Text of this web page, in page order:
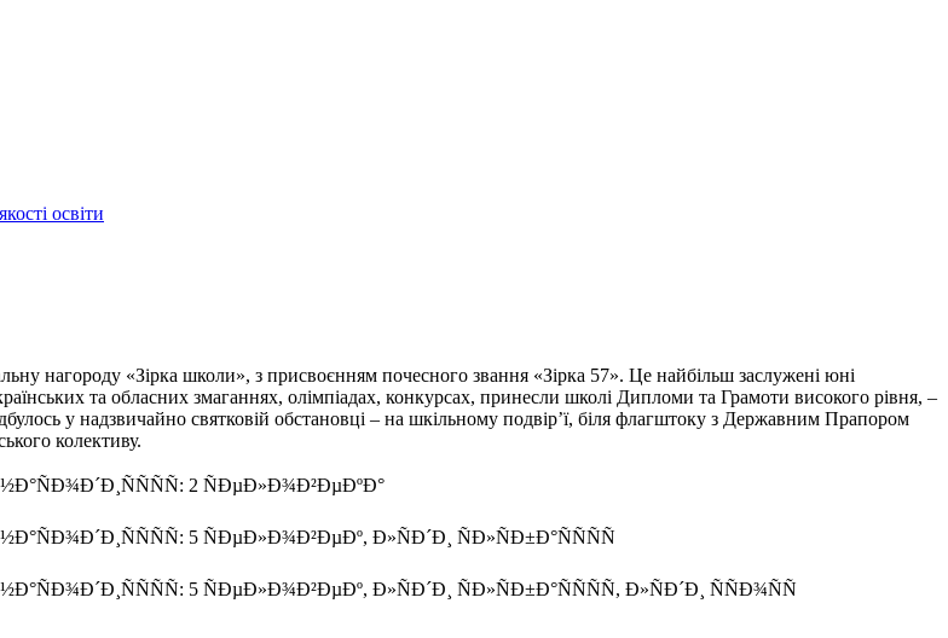
освіти
нагороду «Зірка школи», з присвоєнням почесного звання «Зірка 57». Це найбільш заслужені юні
та обласних змаганнях, олімпіадах, конкурсах, принесли школі Дипломи та Грамоти високого рівня, –
у надзвичайно святковій обстановці – на шкільному подвір’ї, біля флагштоку з Державним Прапором
колективу.